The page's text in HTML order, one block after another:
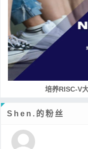
培养RISC-V
Shen.的粉丝